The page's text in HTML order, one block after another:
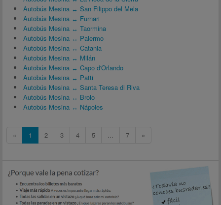
Autobús Mesina ↔ San Filippo del Mela
Autobús Mesina ↔ Furnari
Autobús Mesina ↔ Taormina
Autobús Mesina ↔ Palermo
Autobús Mesina ↔ Catania
Autobús Mesina ↔ Milán
Autobús Mesina ↔ Capo d'Orlando
Autobús Mesina ↔ Patti
Autobús Mesina ↔ Santa Teresa di Riva
Autobús Mesina ↔ Brolo
Autobús Mesina ↔ Nápoles
« 1 2 3 4 5 ... 7 »